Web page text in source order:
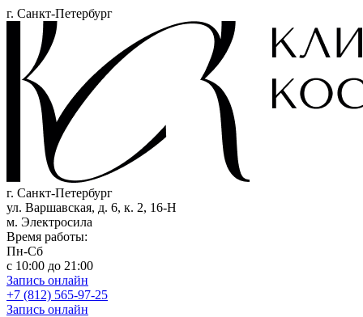
г. Санкт-Петербург
г. Санкт-Петербург
ул. Варшавская, д. 6, к. 2, 16-Н
м. Электросила
Время работы:
Пн-Сб
с 10:00 до 21:00
Запись онлайн
+7 (812) 565-97-25
Запись онлайн